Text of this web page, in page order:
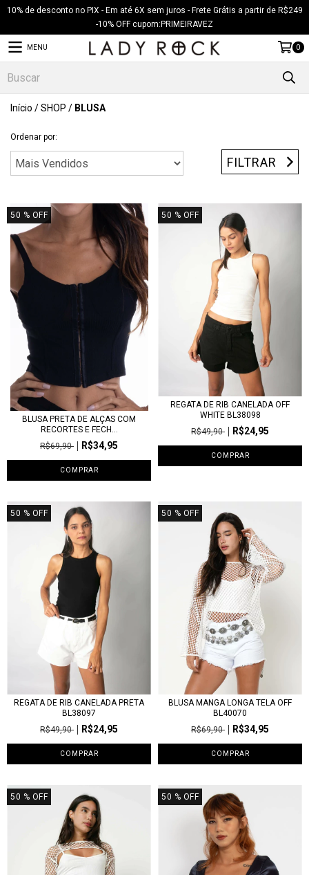
10% de desconto no PIX - Em até 6X sem juros - Frete Grátis a partir de R$249
-10% OFF cupom:PRIMEIRAVEZ
MENU 0
Início /SHOP / BLUSA
Ordenar por:
FILTRAR
50 % OFF
BLUSA PRETA DE ALÇAS COM
RECORTES E FECH...
R$69,90
R$34,95
COMPRAR
50 % OFF
REGATA DE RIB CANELADA OFF
WHITE BL38098
R$49,90
R$24,95
COMPRAR
50 % OFF
REGATA DE RIB CANELADA PRETA
BL38097
R$49,90
R$24,95
COMPRAR
50 % OFF
BLUSA MANGA LONGA TELA OFF
BL40070
R$69,90
R$34,95
COMPRAR
50 % OFF 50 % OFF